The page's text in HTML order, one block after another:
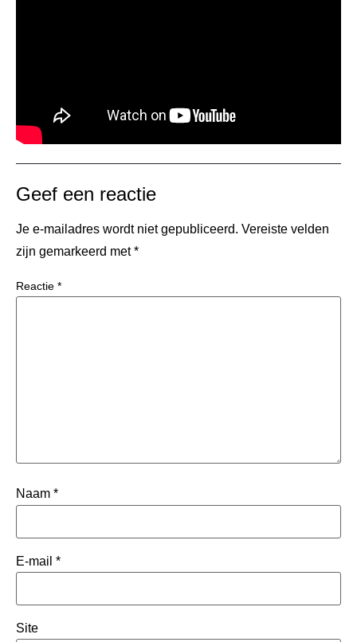
Geef een reactie
Je e-mailadres wordt niet gepubliceerd. Vereiste velden
zijn gemarkeerd met*
Reactie *
Naam *
E-mail *
Site